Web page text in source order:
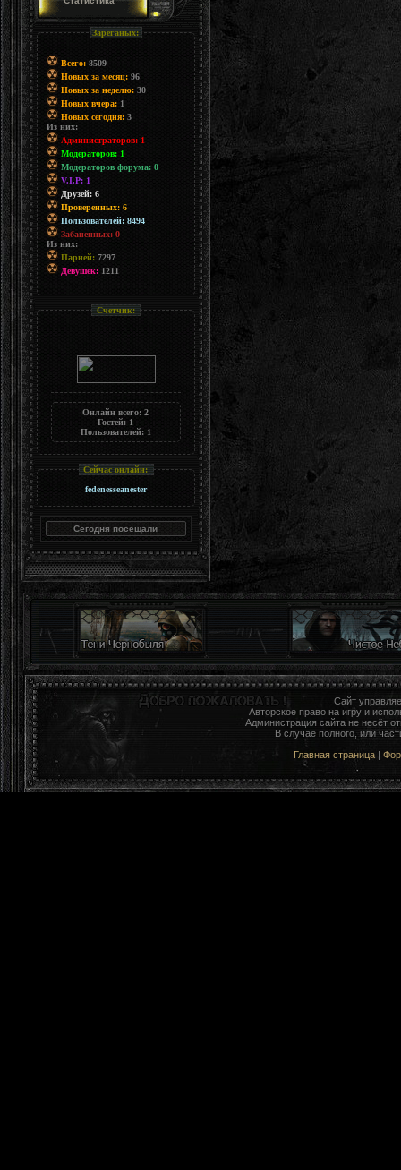
Зареганых:
Всего:8509
Новых за месяц:96
Новых за неделю:30
Новых вчера:1
Новых сегодня:3
Из них:
Администраторов: 1
Модераторов: 1
Модераторов форума: 0
V.I.P: 1
Друзей: 6
Проверенных: 6
Пользователей: 8494
Забаненных: 0
Из них:
Парней:7297
Девушек:1211
Счетчик:
Онлайн всего:2
Гостей: 1
Пользователей: 1
Сейчас онлайн:
fedenesseanester
Сайт
Авторское право на игру и
Администрация сайта не несёт
В случае полного, или
Главная страница |